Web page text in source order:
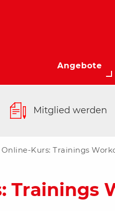
Angebote
Mitglied werden
Online-Kurs: Trainings
Trainings